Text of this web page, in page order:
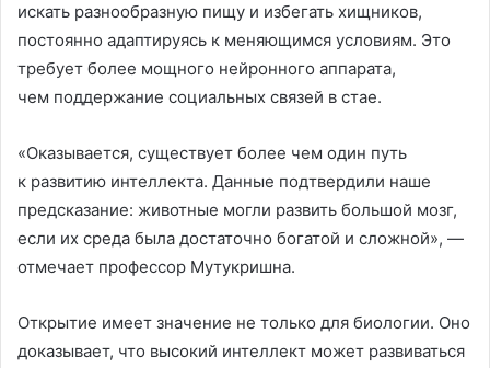
искать разнообразную пищу и избегать хищников,
постоянно адаптируясь к меняющимся условиям. Это
требует более мощного нейронного аппарата,
чем поддержание социальных связей в стае.
«Оказывается, существует более чем один путь
к развитию интеллекта. Данные подтвердили наше
предсказание: животные могли развить большой мозг,
если их среда была достаточно богатой и сложной», —
отмечает профессор Мутукришна.
Открытие имеет значение не только для биологии. Оно
доказывает, что высокий интеллект может развиваться